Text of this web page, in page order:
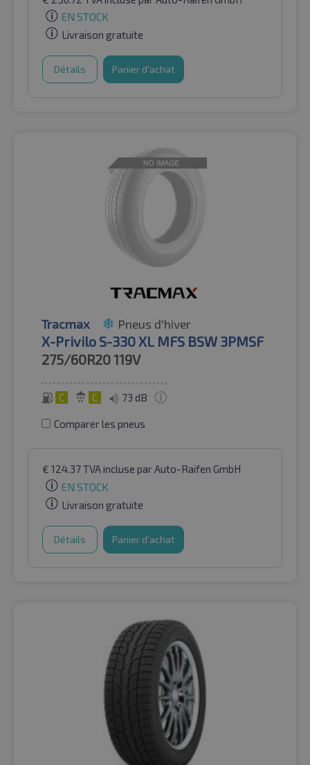
EN STOCK
Livraison gratuite
Détails Panier d'achat
Tracmax Pneus d'hiver
X-Privilo S-330 XL MFS BSW 3PMSF
275/60R20119V
C C 73 dB
Comparer les pneus
€ 124.37TVA incluse par Auto-Raifen GmbH
EN STOCK
Livraison gratuite
Détails Panier d'achat